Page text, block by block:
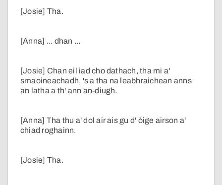
[Josie] Tha.
[Anna] ... dhan ...
[Josie] Chan eil iad cho dathach, tha mi a'
smaoineachadh, 's a tha na leabhraichean anns
an latha a th' ann an-diugh.
[Anna] Tha thu a' dol air ais gu d' òige airson a'
chiad roghainn.
[Josie] Tha.